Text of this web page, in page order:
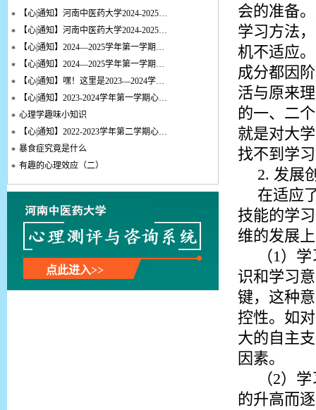
*
【心|通知】河南中医药大学2024-2025…
*
【心|通知】河南中医药大学2024-2025…
*
【心|通知】2024—2025学年第一学期…
*
【心|通知】2024—2025学年第一学期…
*
【心|通知】嘿！这里是2023—2024学…
*
【心|通知】2023-2024学年第一学期心…
* 心理学趣味小知识
*
【心|通知】2022-2023学年第二学期心…
* 暴食症究竟是什么
* 有趣的心理效应（二）
点此进入>>
会的准备
学习方法
机不适应
成分都因
活与原来
的一、二
就是对大
找不到学
2. 发展
在适应
技能的学
维的发展
（1）
识和学习
键，这种
控性。如
大的自主
因素。
（2）
的升高而